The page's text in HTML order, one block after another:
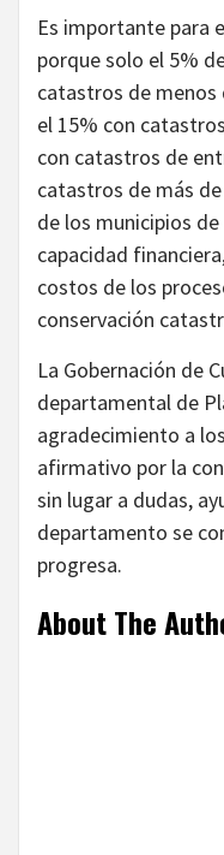
Es importante para
porque solo el 5%
catastros de menos
el 15% con
con catastros de
catastros de más
de los municipios
capacidad
costos de los
conservación
La Gobernación de
departamental de
agradecimiento a
afirmativo por la
sin lugar a dudas,
departamento se
progresa.
About The